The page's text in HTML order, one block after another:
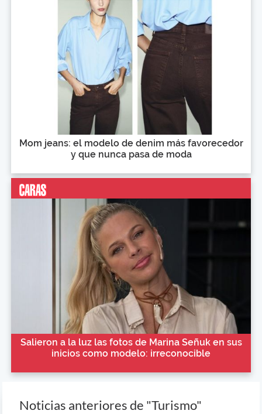
Mom jeans: el modelo de denim más favorecedor
y que nunca pasa de moda
Salieron a la luz las fotos de Marina Señuk en sus
inicios como modelo: irreconocible
Noticias anteriores de "Turismo"